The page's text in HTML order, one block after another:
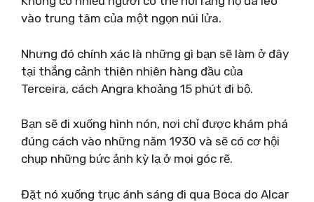
vào trung tâm của một ngọn núi lửa.
Nhưng đó chính xác là những gì bạn sẽ làm ở đây
tại thắng cảnh thiên nhiên hàng đầu của
Terceira, cách Angra khoảng 15 phút đi bộ.
Bạn sẽ đi xuống hình nón, nơi chỉ được khám phá
đúng cách vào những năm 1930 và sẽ có cơ hội
chụp những bức ảnh kỳ lạ ở mọi góc rẽ.
Đặt nó xuống trục ánh sáng đi qua Boca do Alcar